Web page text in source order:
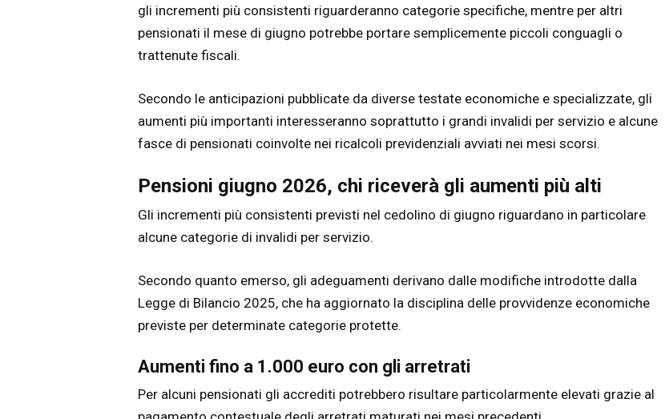
gli incrementi più consistenti riguarderanno categorie specifiche, mentre per altri
pensionati il mese di giugno potrebbe portare semplicemente piccoli conguagli o
trattenute fiscali.
Secondo le anticipazioni pubblicate da diverse testate economiche e specializzate, gli
aumenti più importanti interesseranno soprattutto i grandi invalidi per servizio e alcune
fasce di pensionati coinvolte nei ricalcoli previdenziali avviati nei mesi scorsi.
Pensioni giugno 2026, chi riceverà gli aumenti più alti
Gli incrementi più consistenti previsti nel cedolino di giugno riguardano in particolare
alcune categorie di invalidi per servizio.
Secondo quanto emerso, gli adeguamenti derivano dalle modifiche introdotte dalla
Legge di Bilancio 2025, che ha aggiornato la disciplina delle provvidenze economiche
previste per determinate categorie protette.
Aumenti fino a 1.000 euro con gli arretrati
Per alcuni pensionati gli accrediti potrebbero risultare particolarmente elevati grazie al